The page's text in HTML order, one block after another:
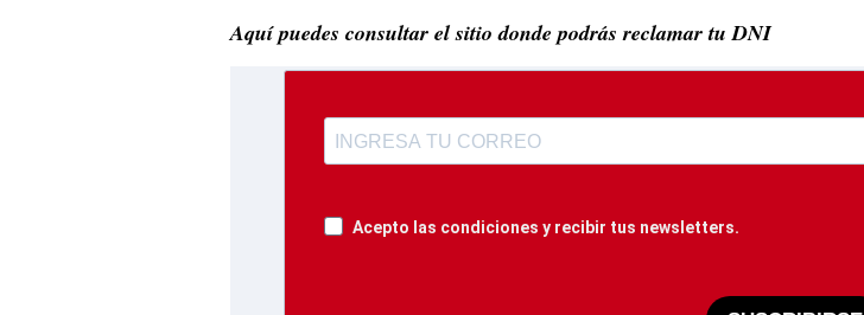
Aquí puedes consultar el sitio donde podrás reclamar tu DNI
Acepto las condiciones y recibir tus newsletters.